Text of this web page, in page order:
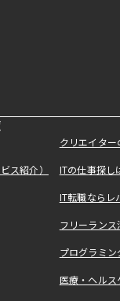
クリエイタ
ス紹介） ITの仕事探
IT転職なら
フリーラン
プログラミ
医療・ヘル